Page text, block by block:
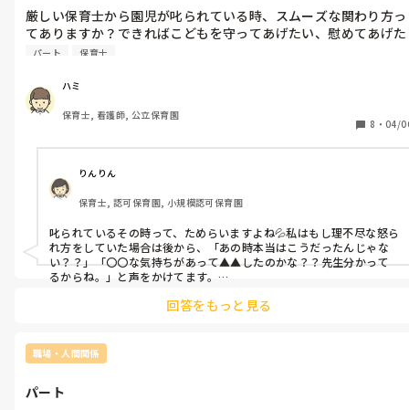
厳しい保育士から園児が叱られている時、スムーズな関わり方っ
てありますか？できればこどもを守ってあげたい、慰めてあげた
いのですが色々なことを考慮するとためらいます。
パート 保育士
ハミ
保育士, 看護師, 公立保育園
8 ・ 04/
りんりん
保育士, 認可保育園, 小規模認可保育園
叱られているその時って、ためらいますよね💦私はもし理不尽な怒ら
れ方をしていた場合は後から、「あの時本当はこうだったんじゃな
い？？」「〇〇な気持ちがあって▲▲したのかな？？先生分かって
るからね。」と声をかけてます。
通り明るく接するように心がけてます。
えてます！！
回答をもっと見る
職場・人間関係
パート